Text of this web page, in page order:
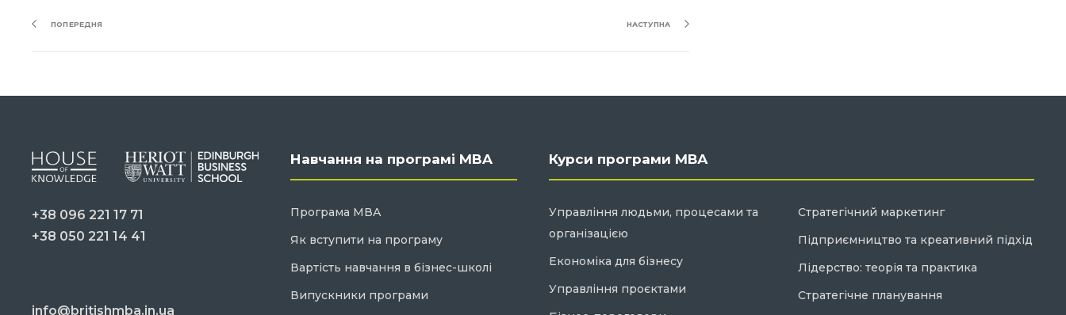
ПОПЕРЕДНЯ НАСТУПНА
+38 096 221 17 71
+38 050 221 14 41
info@britishmba.in.ua
Навчання на програмі MBA
Програма МВА
Як вступити на програму
Вартість навчання в бізнес-школі
Випускники програми
Курси програми МВА
Управління людьми, процесами та
організацією
Економіка для бізнесу
Управління проєктами
Стратегічний маркетинг
Підприємництво та креативний підхід
Лідерство: теорія та практика
Стратегічне планування